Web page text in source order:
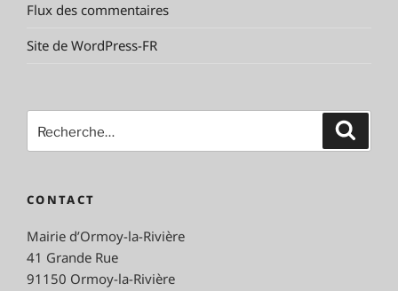
Flux des commentaires
Site de WordPress-FR
pour
CONTACT
Mairie d’Ormoy-la-Rivière
41 Grande Rue
91150 Ormoy-la-Rivière